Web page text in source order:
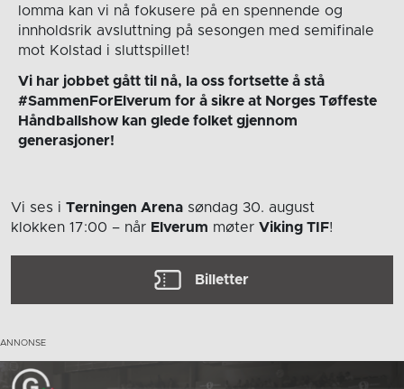
lomma kan vi nå fokusere på en spennende og
innholdsrik avsluttning på sesongen med semifinale
mot Kolstad i sluttspillet!
Vi har jobbet gått til nå, la oss fortsette å stå
#SammenForElverum for å sikre at Norges Tøffeste
Håndballshow kan glede folket gjennom
generasjoner!
Vi ses i Terningen Arena søndag 30. august
klokken 17:00 – når Elverum møter Viking TIF!
Billetter